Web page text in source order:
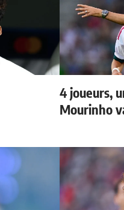
4 joueurs,
Mourinho